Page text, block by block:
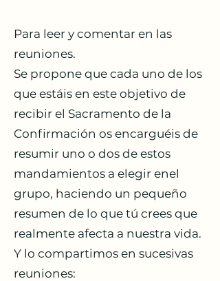
Para leer y comentar en las
reuniones.
Se propone que cada uno de los
que estáis en este objetivo de
recibir el Sacramento de la
Confirmación os encarguéis de
resumir uno o dos de estos
mandamientos a elegir enel
grupo, haciendo un pequeño
resumen de lo que tú crees que
realmente afecta a nuestra vida.
Y lo compartimos en sucesivas
reuniones: